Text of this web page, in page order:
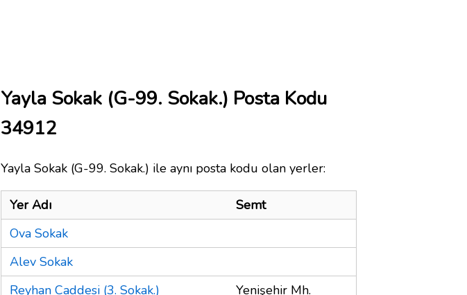
Yayla Sokak (G-99. Sokak.) Posta Kodu
34912
Yayla Sokak (G-99. Sokak.) ile aynı posta kodu olan yerler:
Yer Adı
Semt
Ova Sokak
Alev Sokak
Reyhan Caddesi (3. Sokak.)
Yenişehir Mh.